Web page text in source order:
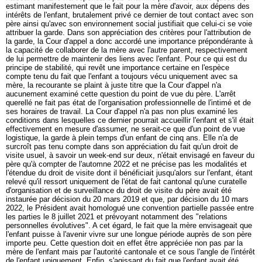
estimant manifestement que le fait pour la mère d'avoir, aux dépens des
intérêts de l'enfant, brutalement privé ce dernier de tout contact avec son
père ainsi qu'avec son environnement social justifiait que celui-ci se voie
attribuer la garde. Dans son appréciation des critères pour l'attribution de
la garde, la Cour d'appel a donc accordé une importance prépondérante à
la capacité de collaborer de la mère avec l'autre parent, respectivement
de lui permettre de maintenir des liens avec l'enfant. Pour ce qui est du
principe de stabilité, qui revêt une importance certaine en l'espèce
compte tenu du fait que l'enfant a toujours vécu uniquement avec sa
mère, la recourante se plaint à juste titre que la Cour d'appel n'a
aucunement examiné cette question du point de vue du père. L'arrêt
querellé ne fait pas état de l'organisation professionnelle de l'intimé et de
ses horaires de travail. La Cour d'appel n'a pas non plus examiné les
conditions dans lesquelles ce dernier pourrait accueillir l'enfant et s'il était
effectivement en mesure d'assumer, ne serait-ce que d'un point de vue
logistique, la garde à plein temps d'un enfant de cinq ans. Elle n'a de
surcroît pas tenu compte dans son appréciation du fait qu'un droit de
visite usuel, à savoir un week-end sur deux, n'était envisagé en faveur du
père qu'à compter de l'automne 2022 et ne précise pas les modalités et
l'étendue du droit de visite dont il bénéficiait jusqu'alors sur l'enfant, étant
relevé qu'il ressort uniquement de l'état de fait cantonal qu'une curatelle
d'organisation et de surveillance du droit de visite du père avait été
instaurée par décision du 20 mars 2019 et que, par décision du 10 mars
2022, le Président avait homologué une convention partielle passée entre
les parties le 8 juillet 2021 et prévoyant notamment des "relations
personnelles évolutives". A cet égard, le fait que la mère envisageait que
l'enfant puisse à l'avenir vivre sur une longue période auprès de son père
importe peu. Cette question doit en effet être appréciée non pas par la
mère de l'enfant mais par l'autorité cantonale et ce sous l'angle de l'intérêt